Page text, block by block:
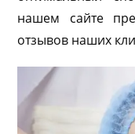
нашем сайте
отзывов наших